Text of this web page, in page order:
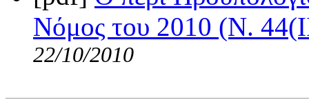
Νόμος του 2010 (Ν.
22/10/2010